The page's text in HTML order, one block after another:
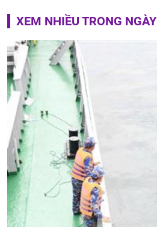
XEM NHIỀU TRONG NGÀY